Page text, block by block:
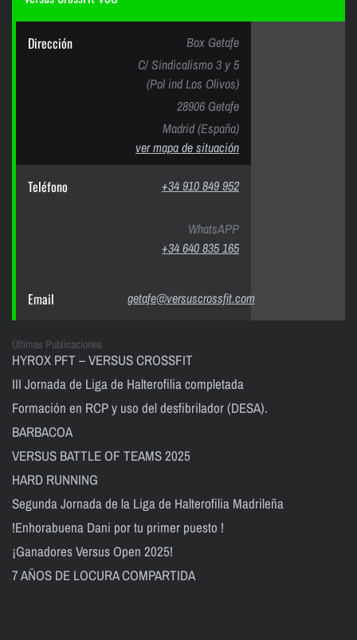
Dirección
Box Getafe
C/ Sindicalismo 3 y 5
(Pol ind Los Olivos)
28906 Getafe
Madrid (España)
ver mapa de situación
Teléfono +34 910 849 952
WhatsAPP
+34 640 835 165
Email getafe@versuscrossfit.com
Últimas Publicaciones
HYROX PFT – VERSUS CROSSFIT
III Jornada de Liga de Halterofilia completada
Formación en RCP y uso del desfibrilador (DESA).
BARBACOA
VERSUS BATTLE OF TEAMS 2025
HARD RUNNING
Segunda Jornada de la Liga de Halterofilia Madrileña
!Enhorabuena Dani por tu primer puesto !
¡Ganadores Versus Open 2025!
7 AÑOS DE LOCURA COMPARTIDA